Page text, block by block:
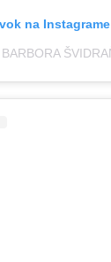
na Instagrame